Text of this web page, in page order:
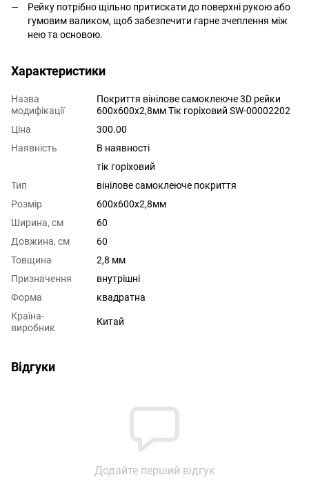
Рейку потрібно щільно притискати до поверхні рукою або
гумовим валиком, щоб забезпечити гарне зчеплення між
нею та основою.
Характеристики
Назва
модифікації
Покриття вінілове самоклеюче 3D рейки
600х600х2,8мм Тік горіховий SW-00002202
Ціна
300.00
Наявність
В наявності
тік горіховий
Тип
вінілове самоклеюче покриття
Розмір
600х600х2,8мм
Ширина, см
60
Довжина, см
60
Товщина
2,8 мм
Призначення
внутрішні
Форма
квадратна
Країна-
виробник
Китай
Відгуки
Додайте перший відгук